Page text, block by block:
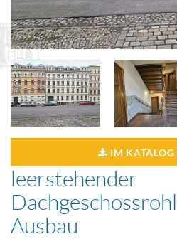
IM KATALOG
leerstehender
Ausbau